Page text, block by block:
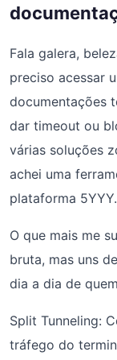
Fala galera,
preciso acessar
documentações
dar timeout ou
várias soluções
achei uma
plataforma 5YYY.
O que mais me
bruta, mas uns
dia a dia de
Split Tunneling:
tráfego do